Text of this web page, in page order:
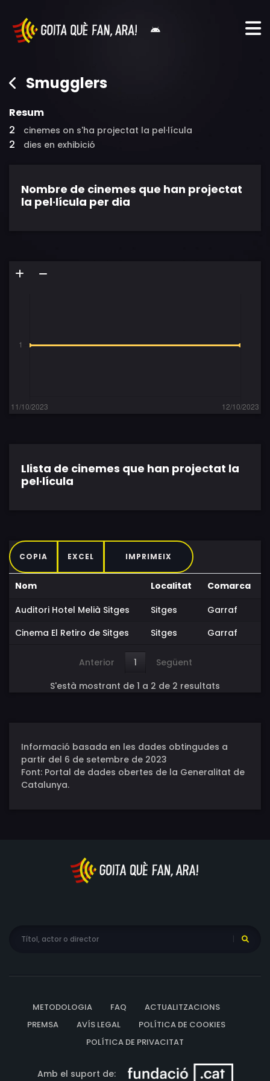
Smugglers
Resum
2
cinemes on s'ha projectat la pel·lícula
2 dies en exhibició
Nombre de cinemes que han projectat
la pel·lícula per dia
Llista de cinemes que han projectat la
pel·lícula
COPIA EXCEL IMPRIMEIX
Nom Localitat
Comarca
Auditori Hotel Melià Sitges
Sitges
Garraf
Cinema El Retiro de Sitges
Sitges Garraf
Anterior 1
Següent
S'està mostrant de 1 a 2 de 2 resultats
Informació basada en les dades obtingudes a
partir del 6 de setembre de 2023
Font: Portal de dades obertes de la Generalitat de
Catalunya.
METODOLOGIA FAQ
ACTUALITZACIONS
PREMSA
AVÍS LEGAL
POLÍTICA DE COOKIES
POLÍTICA DE PRIVACITAT
Amb el suport de: